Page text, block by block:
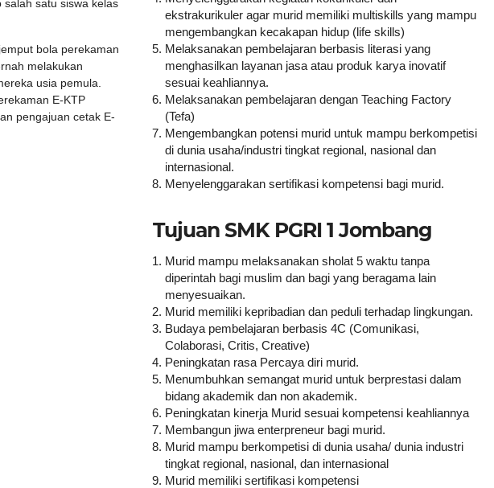
salah satu siswa kelas
bola perekaman
melakukan
usia pemula.
E-KTP
pengajuan cetak E-
ekstrakurikuler agar murid memiliki multiskills yang mampu
mengembangkan kecakapan hidup (life skills)
Melaksanakan pembelajaran berbasis literasi yang
menghasilkan layanan jasa atau produk karya inovatif
sesuai keahliannya.
Melaksanakan pembelajaran dengan Teaching Factory
(Tefa)
Mengembangkan potensi murid untuk mampu berkompetisi
di dunia usaha/industri tingkat regional, nasional dan
internasional.
Menyelenggarakan sertifikasi kompetensi bagi murid.
Tujuan SMK PGRI 1 Jombang
Murid mampu melaksanakan sholat 5 waktu tanpa
diperintah bagi muslim dan bagi yang beragama lain
menyesuaikan.
Murid memiliki kepribadian dan peduli terhadap lingkungan.
Budaya pembelajaran berbasis 4C (Comunikasi,
Colaborasi, Critis, Creative)
Peningkatan rasa Percaya diri murid.
Menumbuhkan semangat murid untuk berprestasi dalam
bidang akademik dan non akademik.
Peningkatan kinerja Murid sesuai kompetensi keahliannya
Membangun jiwa enterpreneur bagi murid.
Murid mampu berkompetisi di dunia usaha/ dunia industri
tingkat regional, nasional, dan internasional
Murid memiliki sertifikasi kompetensi